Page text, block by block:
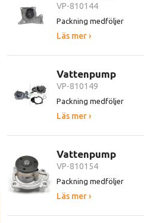
VP-810144
Packning medföljer
Läs mer ›
Vattenpump
VP-810149
Packning medföljer
Läs mer ›
Vattenpump
VP-810154
Packning medföljer
Läs mer ›